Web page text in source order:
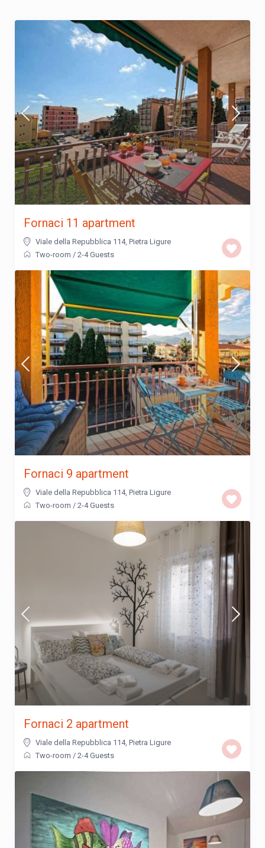
Fornaci 11 apartment
Viale della Repubblica 114,Pietra Ligure
Two-room /2-4 Guests
Fornaci 9 apartment
Viale della Repubblica 114,Pietra Ligure
Two-room /2-4 Guests
Fornaci 2 apartment
Viale della Repubblica 114,Pietra Ligure
Two-room /2-4 Guests